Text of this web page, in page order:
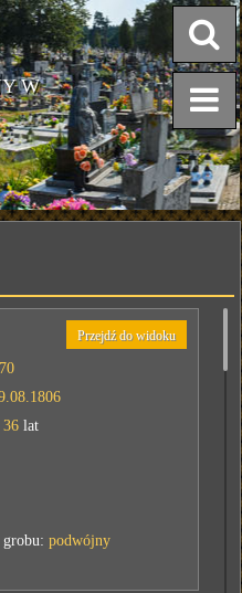
W
Przejdź do widoku
36 lat
grobu:podwójny